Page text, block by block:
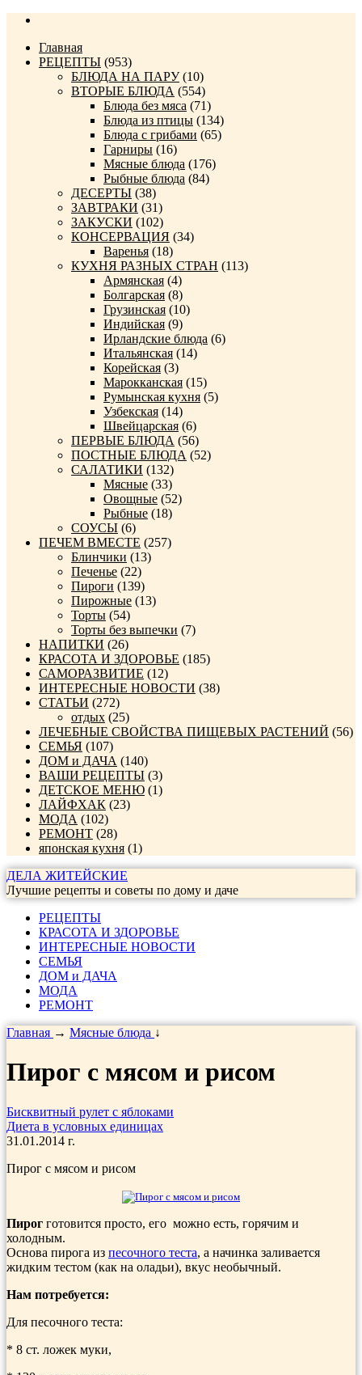
Главная
РЕЦЕПТЫ (953)
БЛЮДА НА ПАРУ(10)
ВТОРЫЕ БЛЮДА (554)
Блюда без мяса (71)
Блюда из птицы (134)
Блюда с грибами (65)
Гарниры (16)
Мясные блюда (176)
Рыбные блюда (84)
ДЕСЕРТЫ (38)
ЗАВТРАКИ (31)
ЗАКУСКИ (102)
КОНСЕРВАЦИЯ (34)
Варенья (18)
КУХНЯ РАЗНЫХ СТРАН (113)
Армянская (4)
Болгарская (8)
Грузинская (10)
Индийская (9)
Ирландские блюда (6)
Итальянская (14)
Корейская (3)
Марокканская (15)
Румынская кухня (5)
Узбекская (14)
Швейцарская (6)
ПЕРВЫЕ БЛЮДА (56)
ПОСТНЫЕ БЛЮДА (52)
САЛАТИКИ (132)
Мясные (33)
Овощные (52)
Рыбные (18)
СОУСЫ (6)
ПЕЧЕМ ВМЕСТЕ (257)
Блинчики (13)
Печенье (22)
Пироги (139)
Пирожные (13)
Торты (54)
Торты без выпечки (7)
НАПИТКИ (26)
КРАСОТА И ЗДОРОВЬЕ (185)
САМОРАЗВИТИЕ (12)
ИНТЕРЕСНЫЕ НОВОСТИ (38)
СТАТЬИ (272)
отдых (25)
ЛЕЧЕБНЫЕ СВОЙСТВА ПИЩЕВЫХ РАСТЕНИЙ (56)
СЕМЬЯ (107)
ДОМ и ДАЧА (140)
ВАШИ РЕЦЕПТЫ (3)
ДЕТСКОЕ МЕНЮ (1)
ЛАЙФХАК (23)
МОДА (102)
РЕМОНТ (28)
японская кухня (1)
ДЕЛА ЖИТЕЙСКИЕ
Лучшие рецепты и советы по дому и даче
РЕЦЕПТЫ
КРАСОТА И ЗДОРОВЬЕ
ИНТЕРЕСНЫЕ НОВОСТИ
СЕМЬЯ
ДОМ и ДАЧА
МОДА
РЕМОНТ
Главная → Мясные блюда ↓
Пирог с мясом и рисом
Бисквитный рулет с яблоками
Диета в условных единицах
31.01.2014 г.
Пирог с мясом и рисом
Пирог готовится просто, его можно есть, горячим и
холодным.
Основа пирога из песочного теста, а начинка заливается
жидким тестом (как на оладьи), вкус необычный.
Нам потребуется:
Для песочного теста:
* 8 ст. ложек муки,